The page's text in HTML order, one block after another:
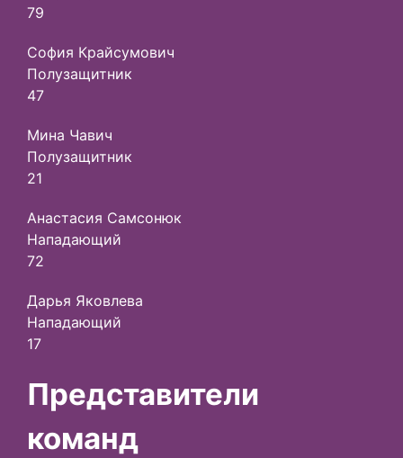
79
София Крайсумович
Полузащитник
47
Мина Чавич
Полузащитник
21
Анастасия Самсонюк
Нападающий
72
Дарья Яковлева
Нападающий
17
Представители
команд